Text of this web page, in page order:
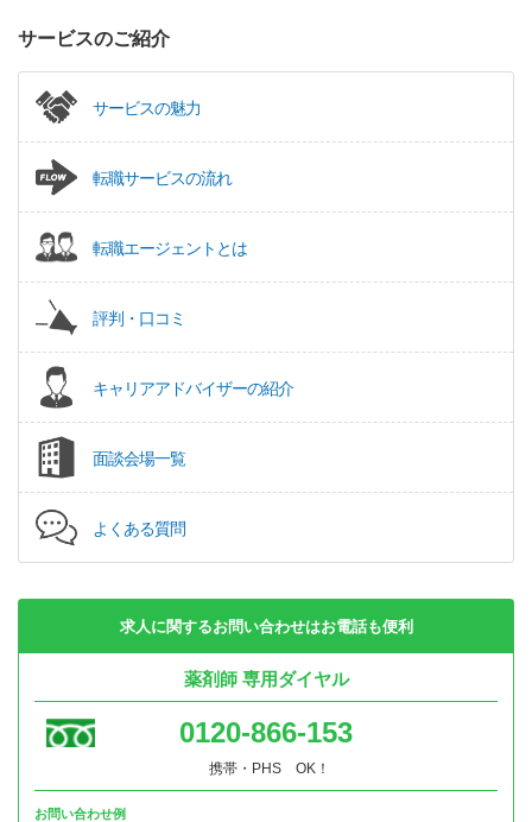
サービスのご紹介
サービスの魅力
転職サービスの流れ
転職エージェントとは
評判・口コミ
キャリアアドバイザーの紹介
面談会場一覧
よくある質問
求人に関するお問い合わせはお電話も便利
薬剤師 専用ダイヤル
0120-866-153
携帯・PHS OK！
お問い合わせ例